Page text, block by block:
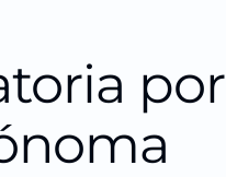
por